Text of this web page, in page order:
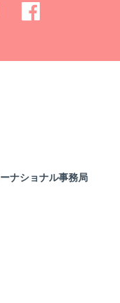
ナショナル事務局